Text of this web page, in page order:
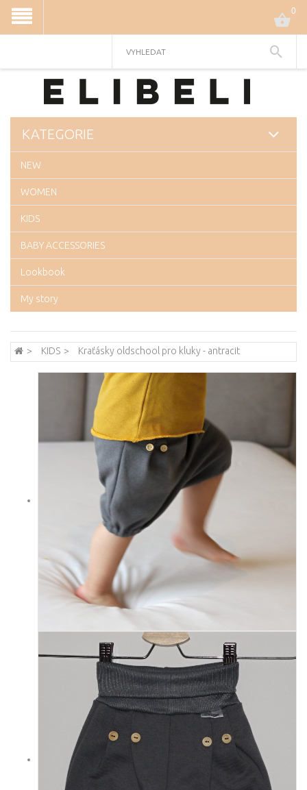
0
KATEGORIE
NEW
WOMEN
KIDS
BABY ACCESSORIES
Lookbook
My story
KIDS Kraťásky oldschool pro kluky - antracit